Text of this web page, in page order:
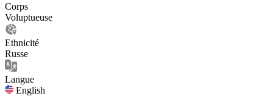
Corps
Voluptueuse
Ethnicité
Russe
Langue
English